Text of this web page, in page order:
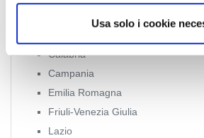
Usa solo i cookie
Calabria
Campania
Emilia Romagna
Friuli-Venezia Giulia
Lazio